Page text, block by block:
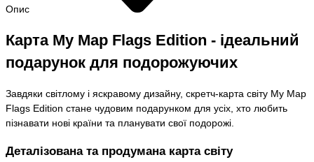
Опис
Карта My Map Flags Edition - ідеальний
подарунок для подорожуючих
Завдяки світлому і яскравому дизайну, скретч-карта світу My Map
Flags Edition стане чудовим подарунком для усіх, хто любить
пізнавати нові країни та планувати свої подорожі.
Деталізована та продумана карта світу